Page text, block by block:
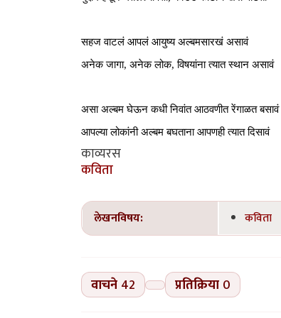
सहज वाटलं आपलं आयुष्य अल्बमसारखं असावं
अनेक जागा, अनेक लोक, विषयांना त्यात स्थान असावं
असा अल्बम घेऊन कधी निवांत आठवणीत रेंगाळत बसावं
आपल्या लोकांनी अल्बम बघताना आपणही त्यात दिसावं
काव्यरस
कविता
लेखनविषय: कविता
वाचने 42 प्रतिक्रिया 0